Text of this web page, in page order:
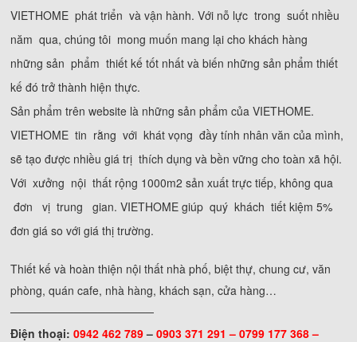
VIETHOME phát triển và vận hành. Với nỗ lực trong suốt nhiều
năm qua, chúng tôi mong muốn mang lại cho khách hàng
những sản phẩm thiết kế tốt nhất và biến những sản phẩm thiết
kế đó trở thành hiện thực.
Sản phẩm trên website là những sản phẩm của VIETHOME.
VIETHOME tin rằng với khát vọng đầy tính nhân văn của mình,
sẽ tạo được nhiều giá trị thích dụng và bền vững cho toàn xã hội.
Với xưởng nội thất rộng 1000m2 sản xuất trực tiếp, không qua
đơn vị trung gian. VIETHOME giúp quý khách tiết kiệm 5%
đơn giá so với giá thị trường.
Thiết kế và hoàn thiện nội thất nhà phố, biệt thự, chung cư, văn
phòng, quán cafe, nhà hàng, khách sạn, cửa hàng…
──────────────────
Điện thoại:0942 462 789–0903 371 291 –0799 177 368 –